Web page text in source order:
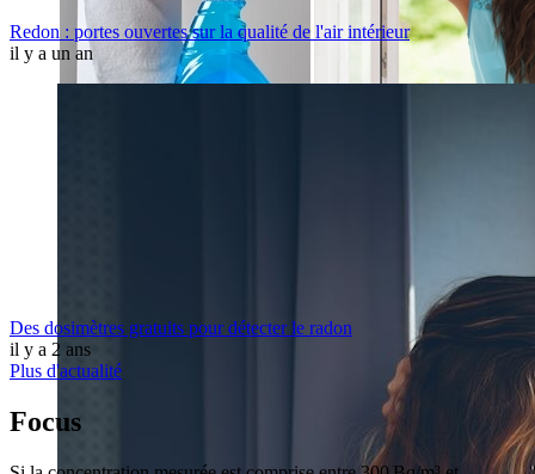
Redon : portes ouvertes sur la qualité de l'air intérieur​
il y a un an
Des dosimètres gratuits pour détecter le radon
il y a 2 ans
Plus d'actualité
Focus